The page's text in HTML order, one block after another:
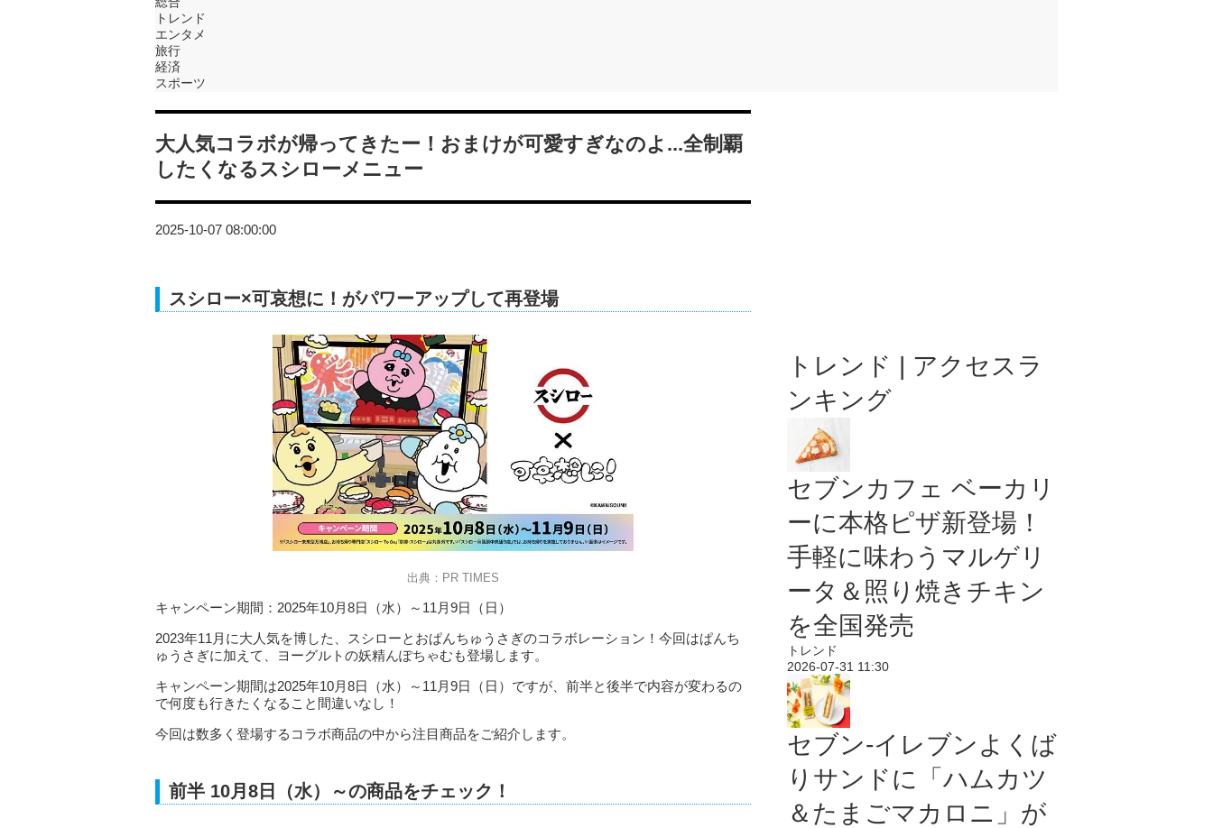
トレンド
エンタメ
旅行
経済
スポーツ
大人気コラボが帰ってきたー！おまけが可愛すぎなのよ...全制覇
したくなるスシローメニュー
2025-10-07 08:00:00
スシロー×可哀想に！がパワーアップして再登場
出典：PR TIMES
キャンペーン期間：2025年10月8日（水）～11月9日（日）
2023年11月に大人気を博した、スシローとおぱんちゅうさぎのコラボレーション！今回はぱんち
ゅうさぎに加えて、ヨーグルトの妖精んぽちゃむも登場します。
キャンペーン期間は2025年10月8日（水）～11月9日（日）ですが、前半と後半で内容が変わるの
で何度も行きたくなること間違いなし！
今回は数多く登場するコラボ商品の中から注目商品をご紹介します。
前半 10月8日（水）～の商品をチェック！
トレンド | アクセスラ
ンキング
セブンカフェ ベーカリ
ーに本格ピザ新登場！
手軽に味わうマルゲリ
ータ＆照り焼きチキン
を全国発売
トレンド
2026-07-31 11:30
セブン‐イレブンよくば
りサンドに「ハムカツ
＆たまごマカロニ」が